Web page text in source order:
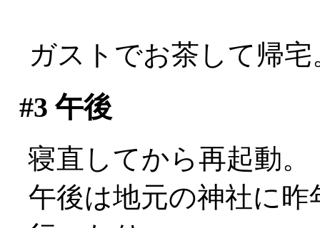
ガストでお茶して帰宅
#3 午後
寝直してから再起動。
午後は地元の神社に